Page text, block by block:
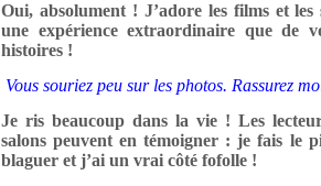
Oui, absolument ! J’adore les films et
une expérience extraordinaire que de
histoires !
Vous souriez peu sur les photos. Rassurez
Je ris beaucoup dans la vie ! Les
salons peuvent en témoigner : je fais le
blaguer et j’ai un vrai côté fofolle !